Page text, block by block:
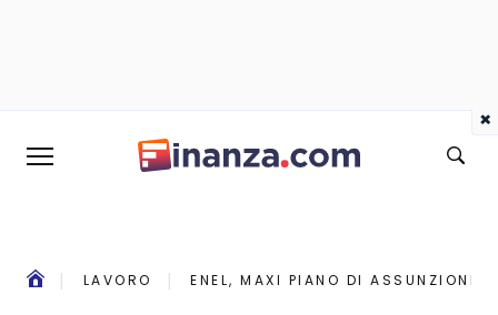
LAVORO ENEL, MAXI PIANO DI ASSUNZIONI
×